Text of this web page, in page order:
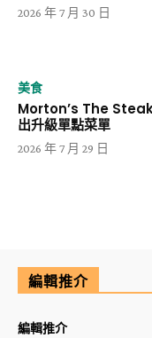
2026 年 7 月 30 日
美食
Morton’s The
出升級單點菜單
2026 年 7 月 29 日
編輯推介
編輯推介